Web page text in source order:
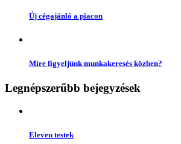
Új cégajánló a piacon
Mire figyeljünk munkakeresés közben?
Legnépszerűbb bejegyzések
Eleven testek